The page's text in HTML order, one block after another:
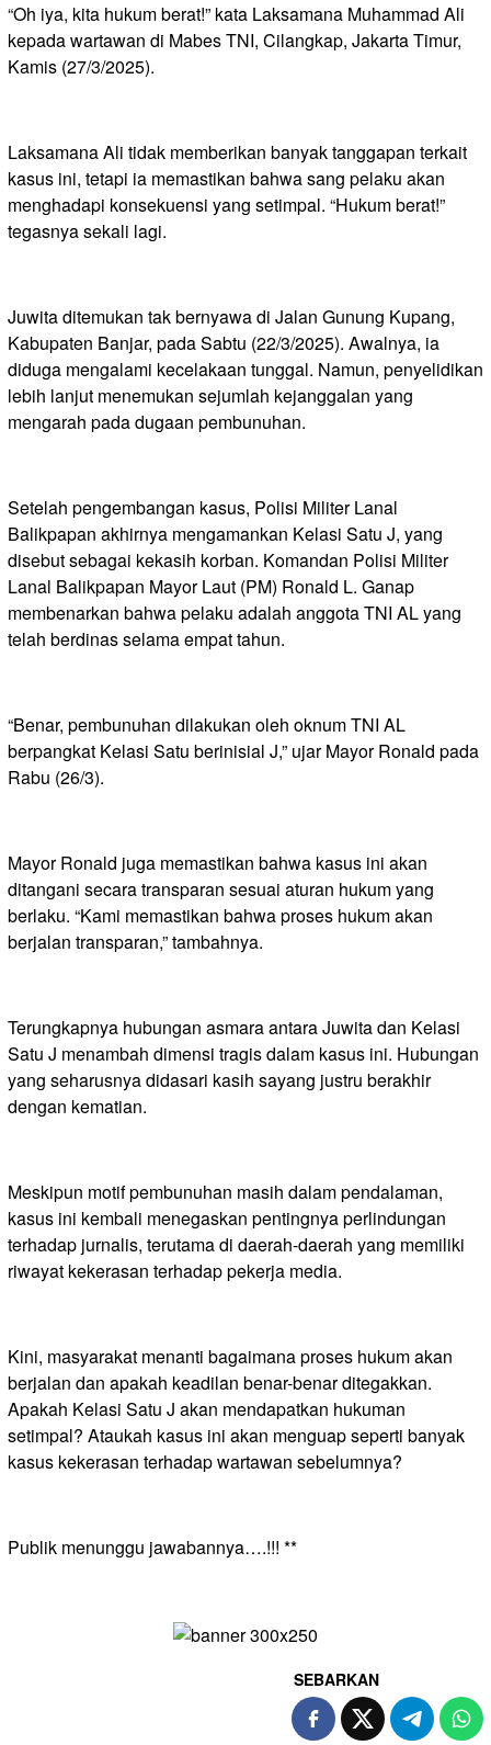
“Oh iya, kita hukum berat!” kata Laksamana Muhammad Ali
kepada wartawan di Mabes TNI, Cilangkap, Jakarta Timur,
Kamis (27/3/2025).
Laksamana Ali tidak memberikan banyak tanggapan terkait
kasus ini, tetapi ia memastikan bahwa sang pelaku akan
menghadapi konsekuensi yang setimpal. “Hukum berat!”
tegasnya sekali lagi.
Juwita ditemukan tak bernyawa di Jalan Gunung Kupang,
Kabupaten Banjar, pada Sabtu (22/3/2025). Awalnya, ia
diduga mengalami kecelakaan tunggal. Namun, penyelidikan
lebih lanjut menemukan sejumlah kejanggalan yang
mengarah pada dugaan pembunuhan.
Setelah pengembangan kasus, Polisi Militer Lanal
Balikpapan akhirnya mengamankan Kelasi Satu J, yang
disebut sebagai kekasih korban. Komandan Polisi Militer
Lanal Balikpapan Mayor Laut (PM) Ronald L. Ganap
membenarkan bahwa pelaku adalah anggota TNI AL yang
telah berdinas selama empat tahun.
“Benar, pembunuhan dilakukan oleh oknum TNI AL
berpangkat Kelasi Satu berinisial J,” ujar Mayor Ronald pada
Rabu (26/3).
Mayor Ronald juga memastikan bahwa kasus ini akan
ditangani secara transparan sesuai aturan hukum yang
berlaku. “Kami memastikan bahwa proses hukum akan
berjalan transparan,” tambahnya.
Terungkapnya hubungan asmara antara Juwita dan Kelasi
Satu J menambah dimensi tragis dalam kasus ini. Hubungan
yang seharusnya didasari kasih sayang justru berakhir
dengan kematian.
Meskipun motif pembunuhan masih dalam pendalaman,
kasus ini kembali menegaskan pentingnya perlindungan
terhadap jurnalis, terutama di daerah-daerah yang memiliki
riwayat kekerasan terhadap pekerja media.
Kini, masyarakat menanti bagaimana proses hukum akan
berjalan dan apakah keadilan benar-benar ditegakkan.
Apakah Kelasi Satu J akan mendapatkan hukuman
setimpal? Ataukah kasus ini akan menguap seperti banyak
kasus kekerasan terhadap wartawan sebelumnya?
Publik menunggu jawabannya….!!! **
SEBARKAN